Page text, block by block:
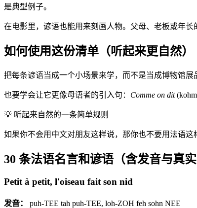
是典型例子。
在电影里，谚语也能用来刻画人物。父母、老板或年
如何使用这份清单（听起来更自然）
把每条谚语当成一个小场景来学，而不是当成博物馆展
也要学会让它更像母语者的引入句： Comme on dit(kohm
💡 听起来自然的一条简单规则
如果你不会用中文对朋友这样说，那你也不要用法语
30 条法语名言和谚语（含发音与真实
Petit à petit, l'oiseau fait son nid
发音：
puh-TEE tah puh-TEE, loh-ZOH feh sohn NEE